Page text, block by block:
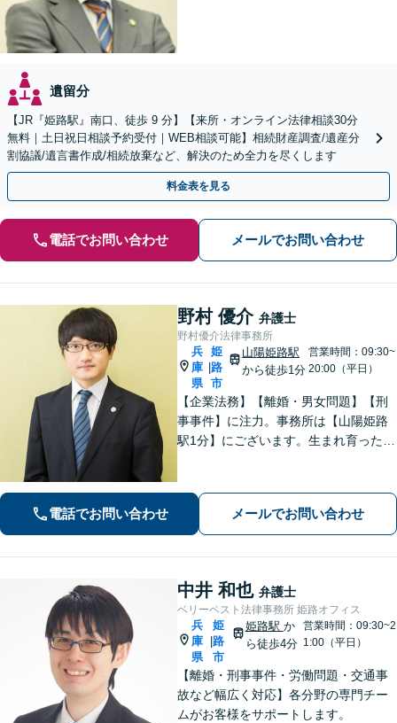
遺留分
【JR『姫路駅』南口、徒歩 9 分】【来所・オンライン法律相談30分
無料｜土日祝日相談予約受付｜WEB相談可能】相続財産調査/遺産分
割協議/遺言書作成/相続放棄など、解決のため全力を尽くします
料金表を見る
電話でお問い合わせ メールでお問い合わせ
野村 優介 弁護士
野村優介法律事務所
兵
庫
県
姫
路
市
山陽姫路駅
から徒歩1分
営業時間：09:30~
20:00（平日）
【企業法務】【離婚・男女問題】【刑
事事件】に注力。事務所は【山陽姫路
駅1分】にございます。生まれ育った故
たいと考えています。【電話相談可
能】お気軽にご相談ください。
電話でお問い合わせ メールでお問い合わせ
中井 和也 弁護士
ベリーベスト法律事務所 姫路オフィス
兵
庫
県
姫
路
市
姫路駅 か
ら徒歩4分
営業時間：09:30~2
1:00（平日）
【離婚・刑事事件・労働問題・交通事
故など幅広く対応】各分野の専門チー
ムがお客様をサポートします。